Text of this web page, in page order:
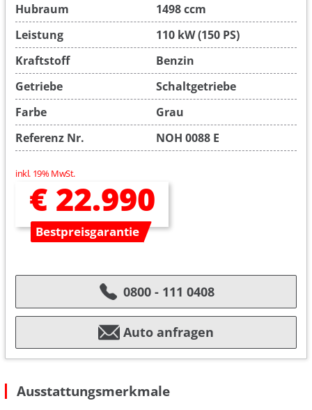
Hubraum
1498 ccm
Leistung
110 kW (150 PS)
Kraftstoff
Benzin
Getriebe
Schaltgetriebe
Farbe
Grau
Referenz Nr.
NOH 0088 E
inkl. 19% MwSt.
€ 22.990
Bestpreisgarantie
0800 - 111 0408
Auto anfragen
Ausstattungsmerkmale